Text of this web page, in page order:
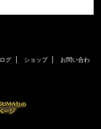
グ ショップ
お問い合わ